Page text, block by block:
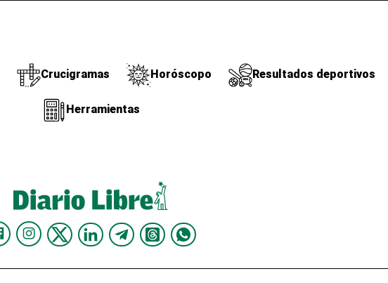
Crucigramas Horóscopo Resultados deportivos
Herramientas